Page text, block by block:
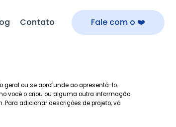
Contato Fale com o ❤️
geral ou se aprofunde ao apresentá-lo.
você o criou ou alguma outra informação
adicionar descrições de projeto, vá